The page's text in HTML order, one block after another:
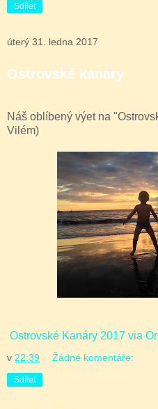
Sdílet
úterý 31. ledna 2017
Ostrovské kanáry
Náš oblíbený výet na
Vilém)
Ostrovské Kanáry 2017 via
v 22:39 Žádné komentáře:
Sdílet